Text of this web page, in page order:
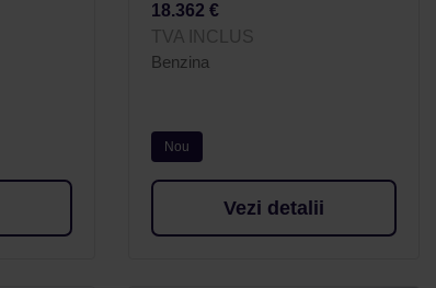
18.362 €
TVA INCLUS
Benzina
Nou
Vezi detalii